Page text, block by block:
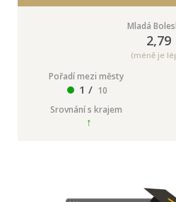
Mladá
2,79
(méně je
Pořadí mezi městy
1 / 10
Srovnání s krajem